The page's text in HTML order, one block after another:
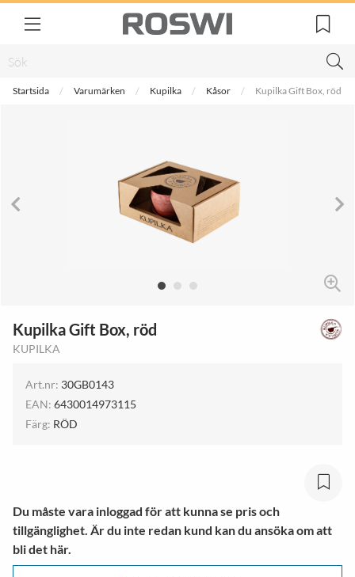
Startsida Varumärken Kupilka Kåsor Kupilka Gift Box, röd
Kupilka Gift Box, röd
KUPILKA
Art.nr: 30GB0143
EAN: 6430014973115
Färg: RÖD
Du måste vara inloggad för att kunna se pris och
tillgänglighet. Är du inte redan kund kan du ansöka om att
bli det här.